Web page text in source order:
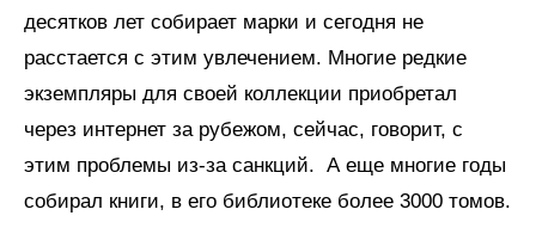
десятков лет собирает марки и сегодня не
расстается с этим увлечением. Многие редкие
экземпляры для своей коллекции приобретал
через интернет за рубежом, сейчас, говорит, с
этим проблемы из-за санкций. А еще многие годы
собирал книги, в его библиотеке более 3000 томов.